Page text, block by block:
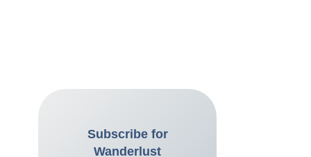
Subscribe for
Wanderlust